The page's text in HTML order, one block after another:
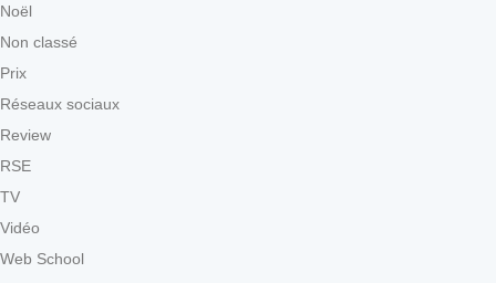
Noël
Non classé
Prix
Réseaux sociaux
Review
RSE
TV
Vidéo
Web School